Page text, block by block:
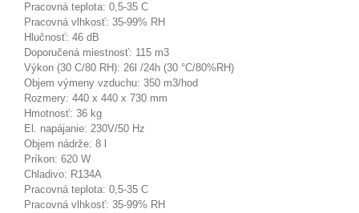
Pracovná teplota: 0,5-35 C
Pracovná vlhkosť: 35-99% RH
Hlučnosť: 46 dB
Doporučená miestnosť: 115 m3
Výkon (30 C/80 RH): 26l /24h (30 °C/80%RH)
Objem výmeny vzduchu: 350 m3/hod
Rozmery: 440 x 440 x 730 mm
Hmotnosť: 36 kg
El. napájanie: 230V/50 Hz
Objem nádrže: 8 l
Príkon: 620 W
Chladivo: R134A
Pracovná teplota: 0,5-35 C
Pracovná vlhkosť: 35-99% RH